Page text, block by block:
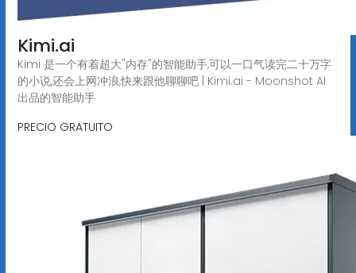
Kimi.ai
Kimi 是一个有着超大"内存"的智能助手,可以一口气读完二十万字
的小说,还会上网冲浪,快来跟他聊聊吧 | Kimi.ai - Moonshot AI
出品的智能助手
PRECIO GRATUITO